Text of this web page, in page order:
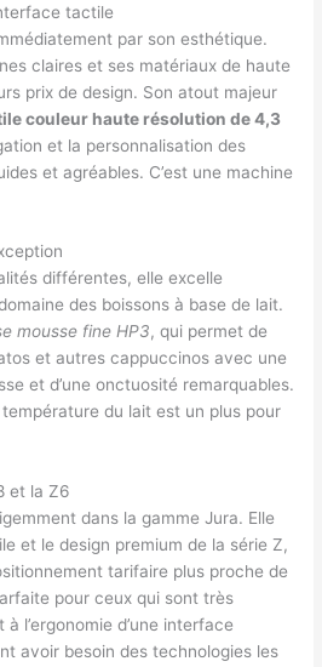
tactile
par son esthétique.
claires et ses matériaux de haute
prix de design. Son atout majeur
couleur haute résolution de 4,3
et la personnalisation des
et agréables. C’est une machine
différentes, elle excelle
des boissons à base de lait.
mousse fine HP3, qui permet de
et autres cappuccinos avec une
et d’une onctuosité remarquables.
du lait est un plus pour
et la Z6
dans la gamme Jura. Elle
et le design premium de la série Z,
tarifaire plus proche de
pour ceux qui sont très
l’ergonomie d’une interface
avoir besoin des technologies les